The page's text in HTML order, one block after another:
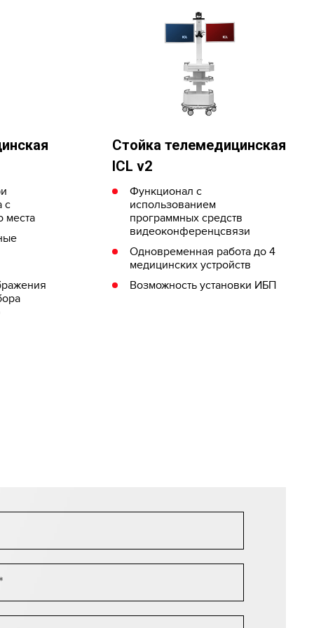
с
места
Cтойка телемедицинская
ICL v2
Функционал с
использованием
программных средств
видеоконференцсвязи
Одновременная работа до 4
медицинских устройств
Возможность установки ИБП